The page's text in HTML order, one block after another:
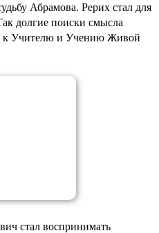
Абрамова. Рерих стал для
долгие поиски смысла
к Учителю и Учению Живой
стал воспринимать